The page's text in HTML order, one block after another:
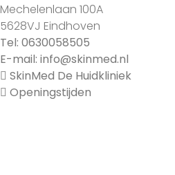
Mechelenlaan 100A
5628VJ Eindhoven
Tel: 0630058505
E-mail: info@skinmed.nl
SkinMed De Huidkliniek
Openingstijden